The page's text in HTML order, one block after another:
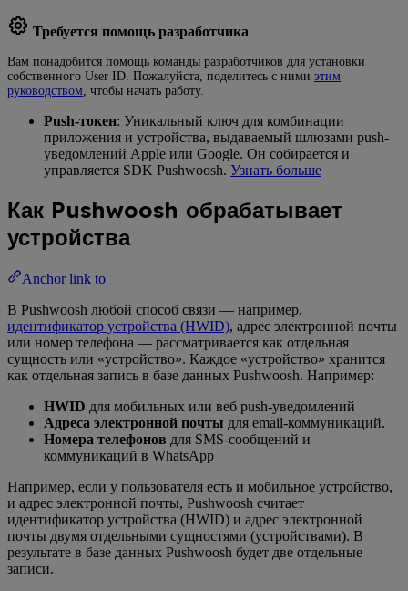
Требуется помощь разработчика
Вам понадобится помощь команды разработчиков для установки
собственного User ID. Пожалуйста, поделитесь с ними этим
руководством , чтобы начать работу.
Push-токен: Уникальный ключ для комбинации
приложения и устройства, выдаваемый шлюзами push-
уведомлений Apple или Google. Он собирается и
управляется SDK Pushwoosh. Узнать больше
Как Pushwoosh обрабатывает
устройства
Anchor link to
В Pushwoosh любой способ связи — например,
идентификатор устройства (HWID), адрес электронной почты
или номер телефона — рассматривается как отдельная
сущность или «устройство». Каждое «устройство» хранится
как отдельная запись в базе данных Pushwoosh. Например:
HWID для мобильных или веб push-уведомлений
Адреса электронной почты для email-коммуникаций.
Номера телефонов для SMS-сообщений и
коммуникаций в WhatsApp
Например, если у пользователя есть и мобильное устройство,
и адрес электронной почты, Pushwoosh считает
идентификатор устройства (HWID) и адрес электронной
почты двумя отдельными сущностями (устройствами). В
результате в базе данных Pushwoosh будет две отдельные
записи.